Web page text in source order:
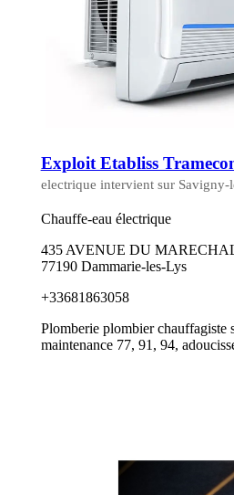
Exploit Etabliss
electrique intervient sur Savigny-
Chauffe-eau électrique
435 AVENUE DU
77190 Dammarie-les-Lys
+33681863058
Plomberie plombier chauffagiste
maintenance 77, 91, 94,